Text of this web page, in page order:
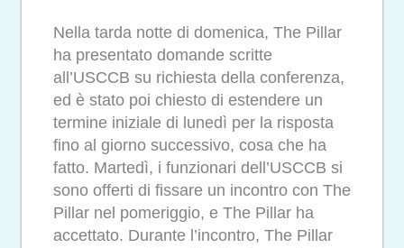
Nella tarda notte di domenica, The Pillar
ha presentato domande scritte
all’USCCB su richiesta della conferenza,
ed è stato poi chiesto di estendere un
termine iniziale di lunedì per la risposta
fino al giorno successivo, cosa che ha
fatto. Martedì, i funzionari dell’USCCB si
sono offerti di fissare un incontro con The
Pillar nel pomeriggio, e The Pillar ha
accettato. Durante l’incontro, The Pillar